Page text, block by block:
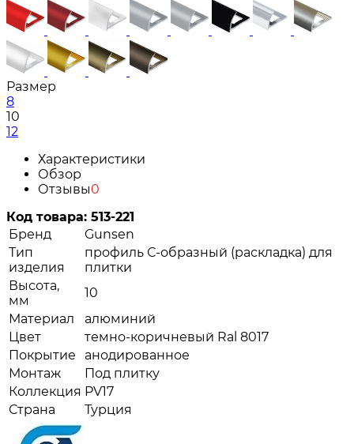
Размер
8
10
12
Характеристики
Обзор
Отзывы0
Код товара: 513-221
Бренд
Gunsen
Тип
изделия
профиль С-образный (раскладка) для
плитки
Высота,
мм
10
Материал
алюминий
Цвет
темно-коричневый Ral 8017
Покрытие
анодированное
Монтаж
Под плитку
Коллекция PV17
Страна
Турция